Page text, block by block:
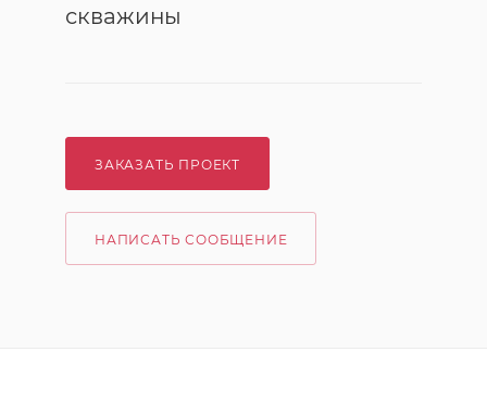
скважины
ЗАКАЗАТЬ ПРОЕКТ
НАПИСАТЬ СООБЩЕНИЕ